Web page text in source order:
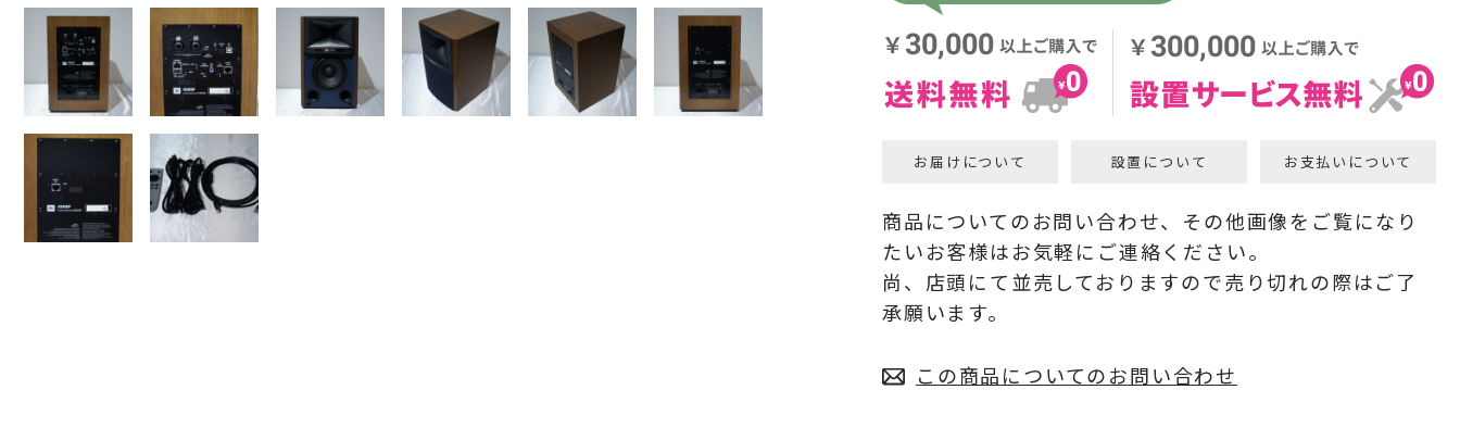
お届けについて 設置について お支払いについて
商品についてのお問い合わせ、その他画像をご覧になり
たいお客様はお気軽にご連絡ください。
尚、店頭にて並売しておりますので売り切れの際はご了
承願います。
この商品についてのお問い合わせ